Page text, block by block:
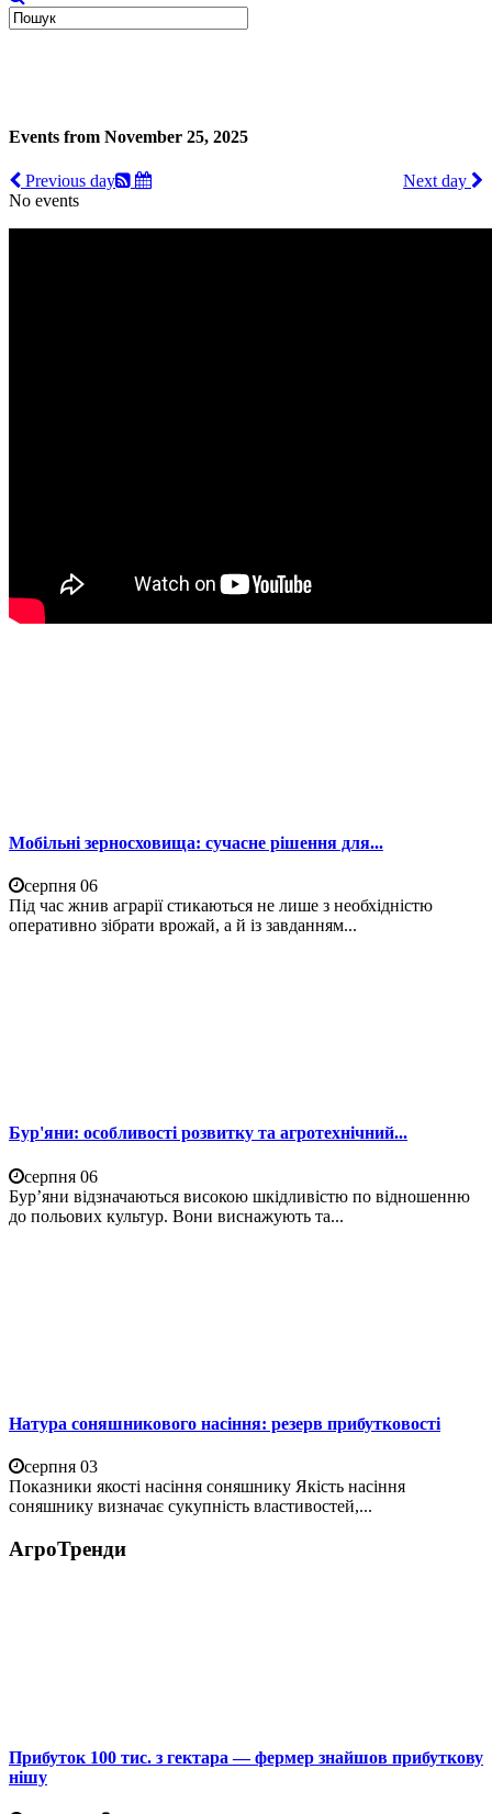
Events from November 25, 2025
Previous day
Next day
No events
Мобільні зерносховища: сучасне рішення для...
серпня 06
Під час жнив аграрії стикаються не лише з необхідністю
оперативно зібрати врожай, а й із завданням...
Бур'яни: особливості розвитку та агротехнічний...
серпня 06
Бур’яни відзначаються високою шкідливістю по відношенню
до польових культур. Вони виснажують та...
Натура соняшникового насіння: резерв прибутковості
серпня 03
Показники якості насіння соняшнику Якість насіння
соняшнику визначає сукупність властивостей,...
АгроТренди
Прибуток 100 тис. з гектара — фермер знайшов прибуткову
нішу